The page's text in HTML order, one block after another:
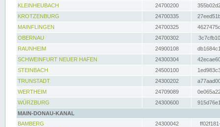
KLEINHEUBACH 24700200
KROTZENBURG
24700335
MAINFLINGEN
24700325
OBERNAU
24700302
RAUNHEIM
24900108
SCHWEINFURT NEUER HAFEN
24300304
STEINBACH
24500100
TRUNSTADT
24300202
WERTHEIM
24709089
WÜRZBURG
24300600
MAIN-DONAU-KANAL
BAMBERG
24300042